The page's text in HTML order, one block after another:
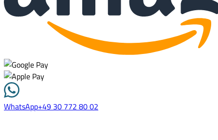
WhatsApp+49 30 772 80 02